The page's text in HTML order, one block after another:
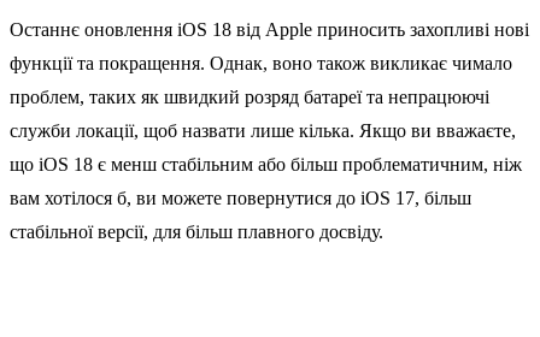
Останнє оновлення iOS 18 від Apple приносить захопливі нові
функції та покращення. Однак, воно також викликає чимало
проблем, таких як швидкий розряд батареї та непрацюючі
служби локації, щоб назвати лише кілька. Якщо ви вважаєте,
що iOS 18 є менш стабільним або більш проблематичним, ніж
вам хотілося б, ви можете повернутися до iOS 17, більш
стабільної версії, для більш плавного досвіду.